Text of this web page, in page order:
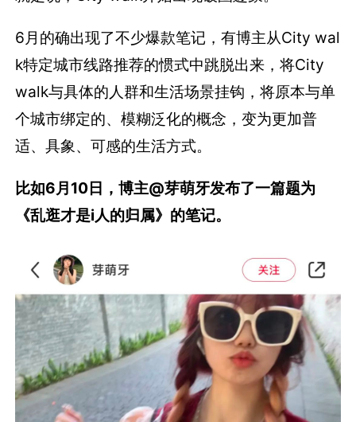
6月的确出现了不少爆款笔记，有博主从City wal
k特定城市线路推荐的惯式中跳脱出来，将City
walk与具体的人群和生活场景挂钩，将原本与单
个城市绑定的、模糊泛化的概念，变为更加普
适、具象、可感的生活方式。
比如6月10日，博主@芽萌牙发布了一篇题为
《乱逛才是i人的归属》的笔记。